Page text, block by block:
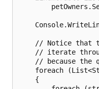
// Notice that
// iterate
// because the
foreach
    {